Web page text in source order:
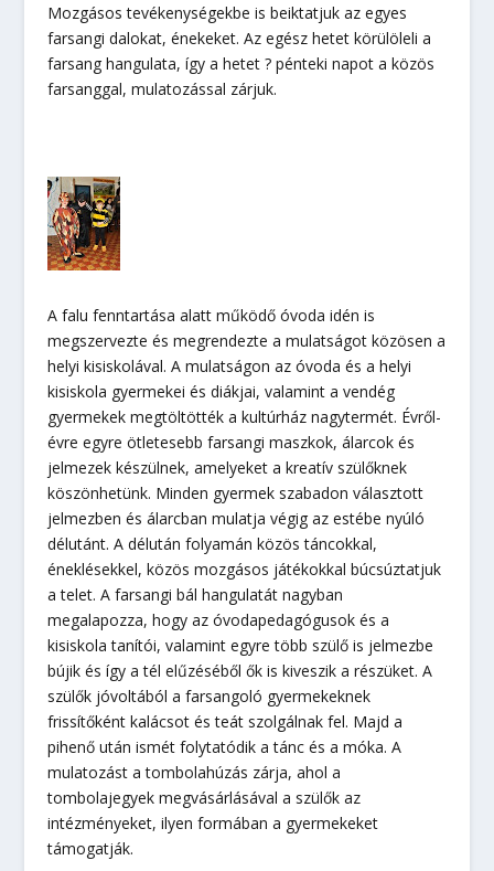
Mozgásos tevékenységekbe is beiktatjuk az egyes
farsangi dalokat, énekeket. Az egész hetet körülöleli a
farsang hangulata, így a hetet ? pénteki napot a közös
farsanggal, mulatozással zárjuk.
A falu fenntartása alatt működő óvoda idén is
megszervezte és megrendezte a mulatságot közösen a
helyi kisiskolával. A mulatságon az óvoda és a helyi
kisiskola gyermekei és diákjai, valamint a vendég
gyermekek megtöltötték a kultúrház nagytermét. Évről-
évre egyre ötletesebb farsangi maszkok, álarcok és
jelmezek készülnek, amelyeket a kreatív szülőknek
köszönhetünk. Minden gyermek szabadon választott
jelmezben és álarcban mulatja végig az estébe nyúló
délutánt. A délután folyamán közös táncokkal,
éneklésekkel, közös mozgásos játékokkal búcsúztatjuk
a telet. A farsangi bál hangulatát nagyban
megalapozza, hogy az óvodapedagógusok és a
kisiskola tanítói, valamint egyre több szülő is jelmezbe
bújik és így a tél elűzéséből ők is kiveszik a részüket. A
szülők jóvoltából a farsangoló gyermekeknek
frissítőként kalácsot és teát szolgálnak fel. Majd a
pihenő után ismét folytatódik a tánc és a móka. A
mulatozást a tombolahúzás zárja, ahol a
tombolajegyek megvásárlásával a szülők az
intézményeket, ilyen formában a gyermekeket
támogatják.